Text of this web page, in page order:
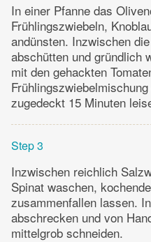
In einer Pfanne das
Frühlingszwiebeln,
andünsten. Inzwischen
abschütten und gründlich
mit den gehackten
zugedeckt 15 Minuten
Step 3
Inzwischen reichlich
Spinat waschen,
zusammenfallen lassen.
abschrecken und von
mittelgrob schneiden.